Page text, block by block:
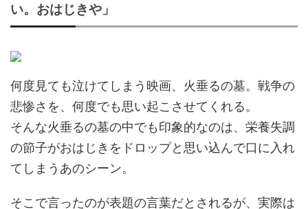
い。おはじきや」
何度見ても泣けてしまう映画、火垂るの墓。戦争の
悲惨さを、何度でも思い起こさせてくれる。
そんな火垂るの墓の中でも印象的なのは、栄養失調
の節子がおはじきをドロップと思い込んで口に入れ
てしまうあのシーン。
そこで言ったのが表題の言葉だとされるが、実際は